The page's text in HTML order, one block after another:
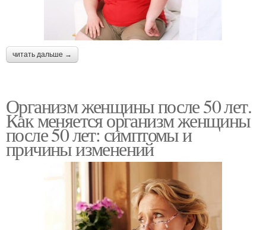
читать дальше →
Организм женщины после 50 лет.
Как меняется организм женщины
после 50 лет: симптомы и
причины изменений